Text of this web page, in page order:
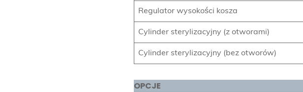
Regulator wysokości kosza
Cylinder sterylizacyjny (z otworami)
Cylinder sterylizacyjny (bez otworów)
OPCJE